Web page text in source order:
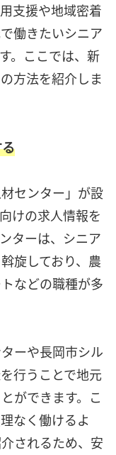
支援や地域密着
働きたいシニア
。ここでは、新
方法を紹介しま
センター」が設
けの求人情報を
ターは、シニア
旋しており、農
などの職種が多
ーや長岡市シル
行うことで地元
ができます。こ
なく働けるよ
されるため、安